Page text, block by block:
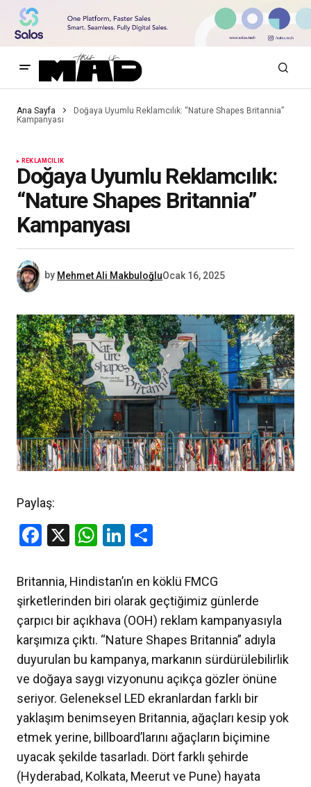
Ana Sayfa
Doğaya Uyumlu Reklamcılık: “Nature Shapes Britannia”
Kampanyası
REKLAMCILIK
Doğaya Uyumlu Reklamcılık:
“Nature Shapes Britannia”
Kampanyası
by Mehmet Ali MakbuloğluOcak 16, 2025
Paylaş:
Facebook
X WhatsApp
LinkedIn
Britannia, Hindistan’ın en köklü FMCG
şirketlerinden biri olarak geçtiğimiz günlerde
çarpıcı bir açıkhava (OOH) reklam kampanyasıyla
karşımıza çıktı. “Nature Shapes Britannia” adıyla
duyurulan bu kampanya, markanın sürdürülebilirlik
ve doğaya saygı vizyonunu açıkça gözler önüne
seriyor. Geleneksel LED ekranlardan farklı bir
yaklaşım benimseyen Britannia, ağaçları kesip yok
etmek yerine, billboard’larını ağaçların biçimine
uyacak şekilde tasarladı. Dört farklı şehirde
(Hyderabad, Kolkata, Meerut ve Pune) hayata